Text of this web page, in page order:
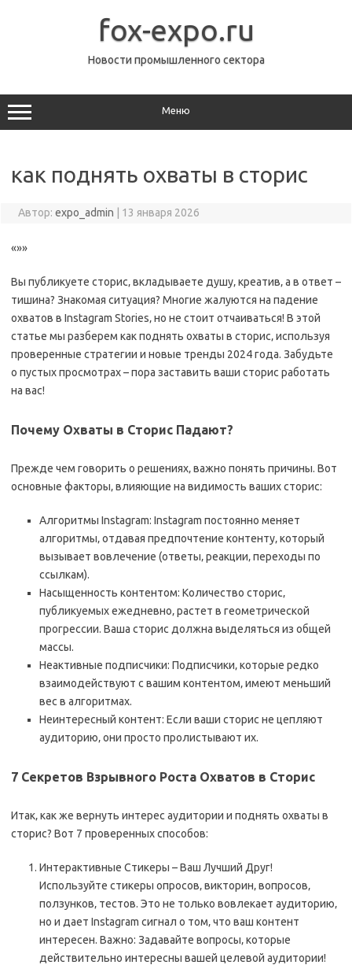
fox-expo.ru
Новости промышленного сектора
Меню
как поднять охваты в сторис
Автор: expo_admin 13 января 2026
«»»
Вы публикуете сторис‚ вкладываете душу‚ креатив‚ а в ответ –
тишина? Знакомая ситуация? Многие жалуются на падение
охватов в Instagram Stories‚ но не стоит отчаиваться! В этой
статье мы разберем как поднять охваты в сторис‚ используя
проверенные стратегии и новые тренды 2024 года. Забудьте
о пустых просмотрах – пора заставить ваши сторис работать
на вас!
Почему Охваты в Сторис Падают?
Прежде чем говорить о решениях‚ важно понять причины. Вот
основные факторы‚ влияющие на видимость ваших сторис:
Алгоритмы Instagram: Instagram постоянно меняет
алгоритмы‚ отдавая предпочтение контенту‚ который
вызывает вовлечение (ответы‚ реакции‚ переходы по
ссылкам).
Насыщенность контентом: Количество сторис‚
публикуемых ежедневно‚ растет в геометрической
прогрессии. Ваша сторис должна выделяться из общей
массы.
Неактивные подписчики: Подписчики‚ которые редко
взаимодействуют с вашим контентом‚ имеют меньший
вес в алгоритмах.
Неинтересный контент: Если ваши сторис не цепляют
аудиторию‚ они просто пролистывают их.
7 Секретов Взрывного Роста Охватов в Сторис
Итак‚ как же вернуть интерес аудитории и поднять охваты в
сторис? Вот 7 проверенных способов:
Интерактивные Стикеры – Ваш Лучший Друг!
Используйте стикеры опросов‚ викторин‚ вопросов‚
ползунков‚ тестов. Это не только вовлекает аудиторию‚
но и дает Instagram сигнал о том‚ что ваш контент
интересен. Важно: Задавайте вопросы‚ которые
действительно интересны вашей целевой аудитории!